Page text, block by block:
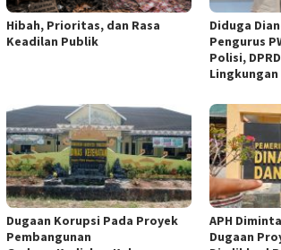
Hibah, Prioritas, dan Rasa
Keadilan Publik
Diduga
Pengurus
Polisi,
Lingkungan
Dugaan Korupsi Pada Proyek
Pembangunan
APH
Dugaan